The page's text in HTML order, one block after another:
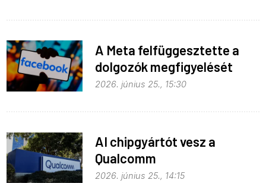
A Meta felfüggesztette a
dolgozók megfigyelését
2026. június 25., 15:30
AI chipgyártót vesz a
Qualcomm
2026. június 25., 14:15